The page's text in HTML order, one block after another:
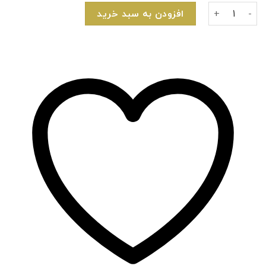
صابون مایع صورت کلینیک مخصوص پوست چرب عدد
افزودن به سبد خرید